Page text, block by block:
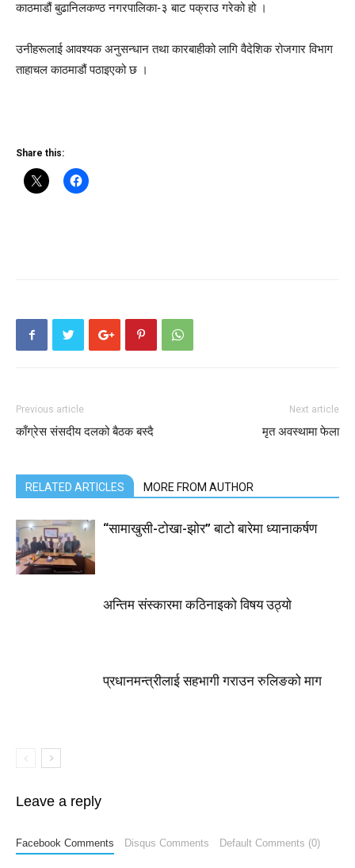
काठमाडौं बुढानिलकण्ठ नगरपालिका-३ बाट पक्राउ गरेको हो ।
उनीहरूलाई आवश्यक अनुसन्धान तथा कारबाहीको लागि वैदेशिक रोजगार विभाग
ताहाचल काठमाडौं पठाइएको छ ।
Share this:
Previous article
काँग्रेस संसदीय दलको बैठक बस्दै
Next article
मृत अवस्थामा फेला
RELATED ARTICLES MORE FROM AUTHOR
“सामाखुसी-टोखा-झोर” बाटो बारेमा ध्यानाकर्षण
अन्तिम संस्कारमा कठिनाइको विषय उठ्याे
प्रधानमन्त्रीलाई सहभागी गराउन रुलिङको माग
Leave a reply
Facebook Comments Disqus Comments Default Comments (0)